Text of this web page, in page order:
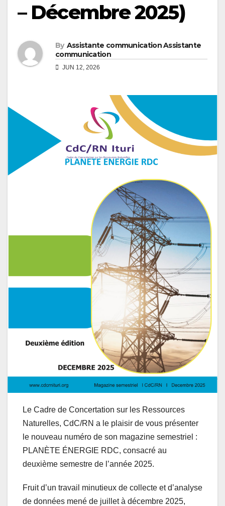
– Décembre 2025)
By Assistante communication Assistante
communication
JUN 12, 2026
Le Cadre de Concertation sur les Ressources
Naturelles, CdC/RN a le plaisir de vous présenter
le nouveau numéro de son magazine semestriel :
PLANÈTE ÉNERGIE RDC, consacré au
deuxième semestre de l’année 2025.
Fruit d’un travail minutieux de collecte et d’analyse
de données mené de juillet à décembre 2025,